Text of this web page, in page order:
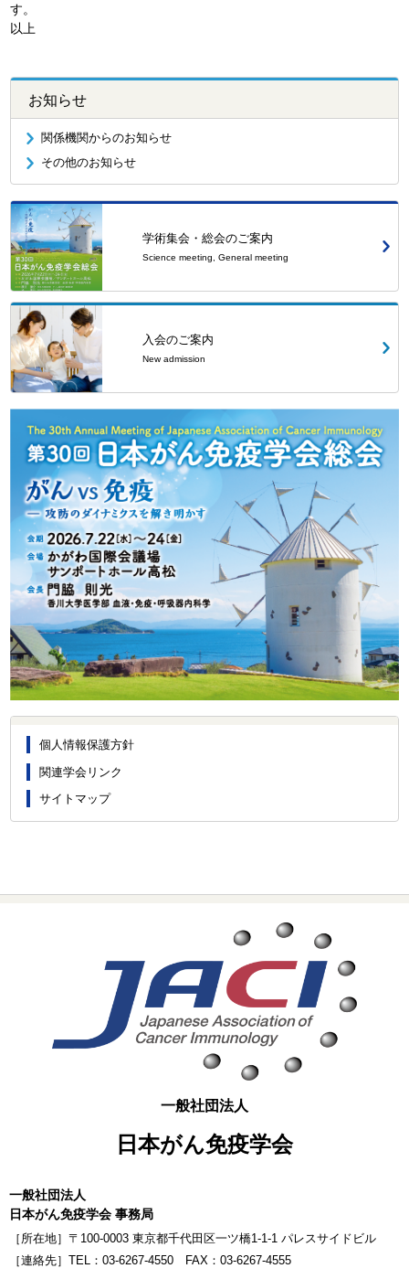
す。
以上
お知らせ
関係機関からのお知らせ
その他のお知らせ
学術集会・総会のご案内
Science meeting, General meeting
入会のご案内
New admission
個人情報保護方針
関連学会リンク
サイトマップ
一般社団法人
日本がん免疫学会
一般社団法人
日本がん免疫学会 事務局
［所在地］〒100-0003 東京都千代田区一ツ橋1-1-1 パレスサイドビル
［連絡先］TEL：03-6267-4550 FAX：03-6267-4555